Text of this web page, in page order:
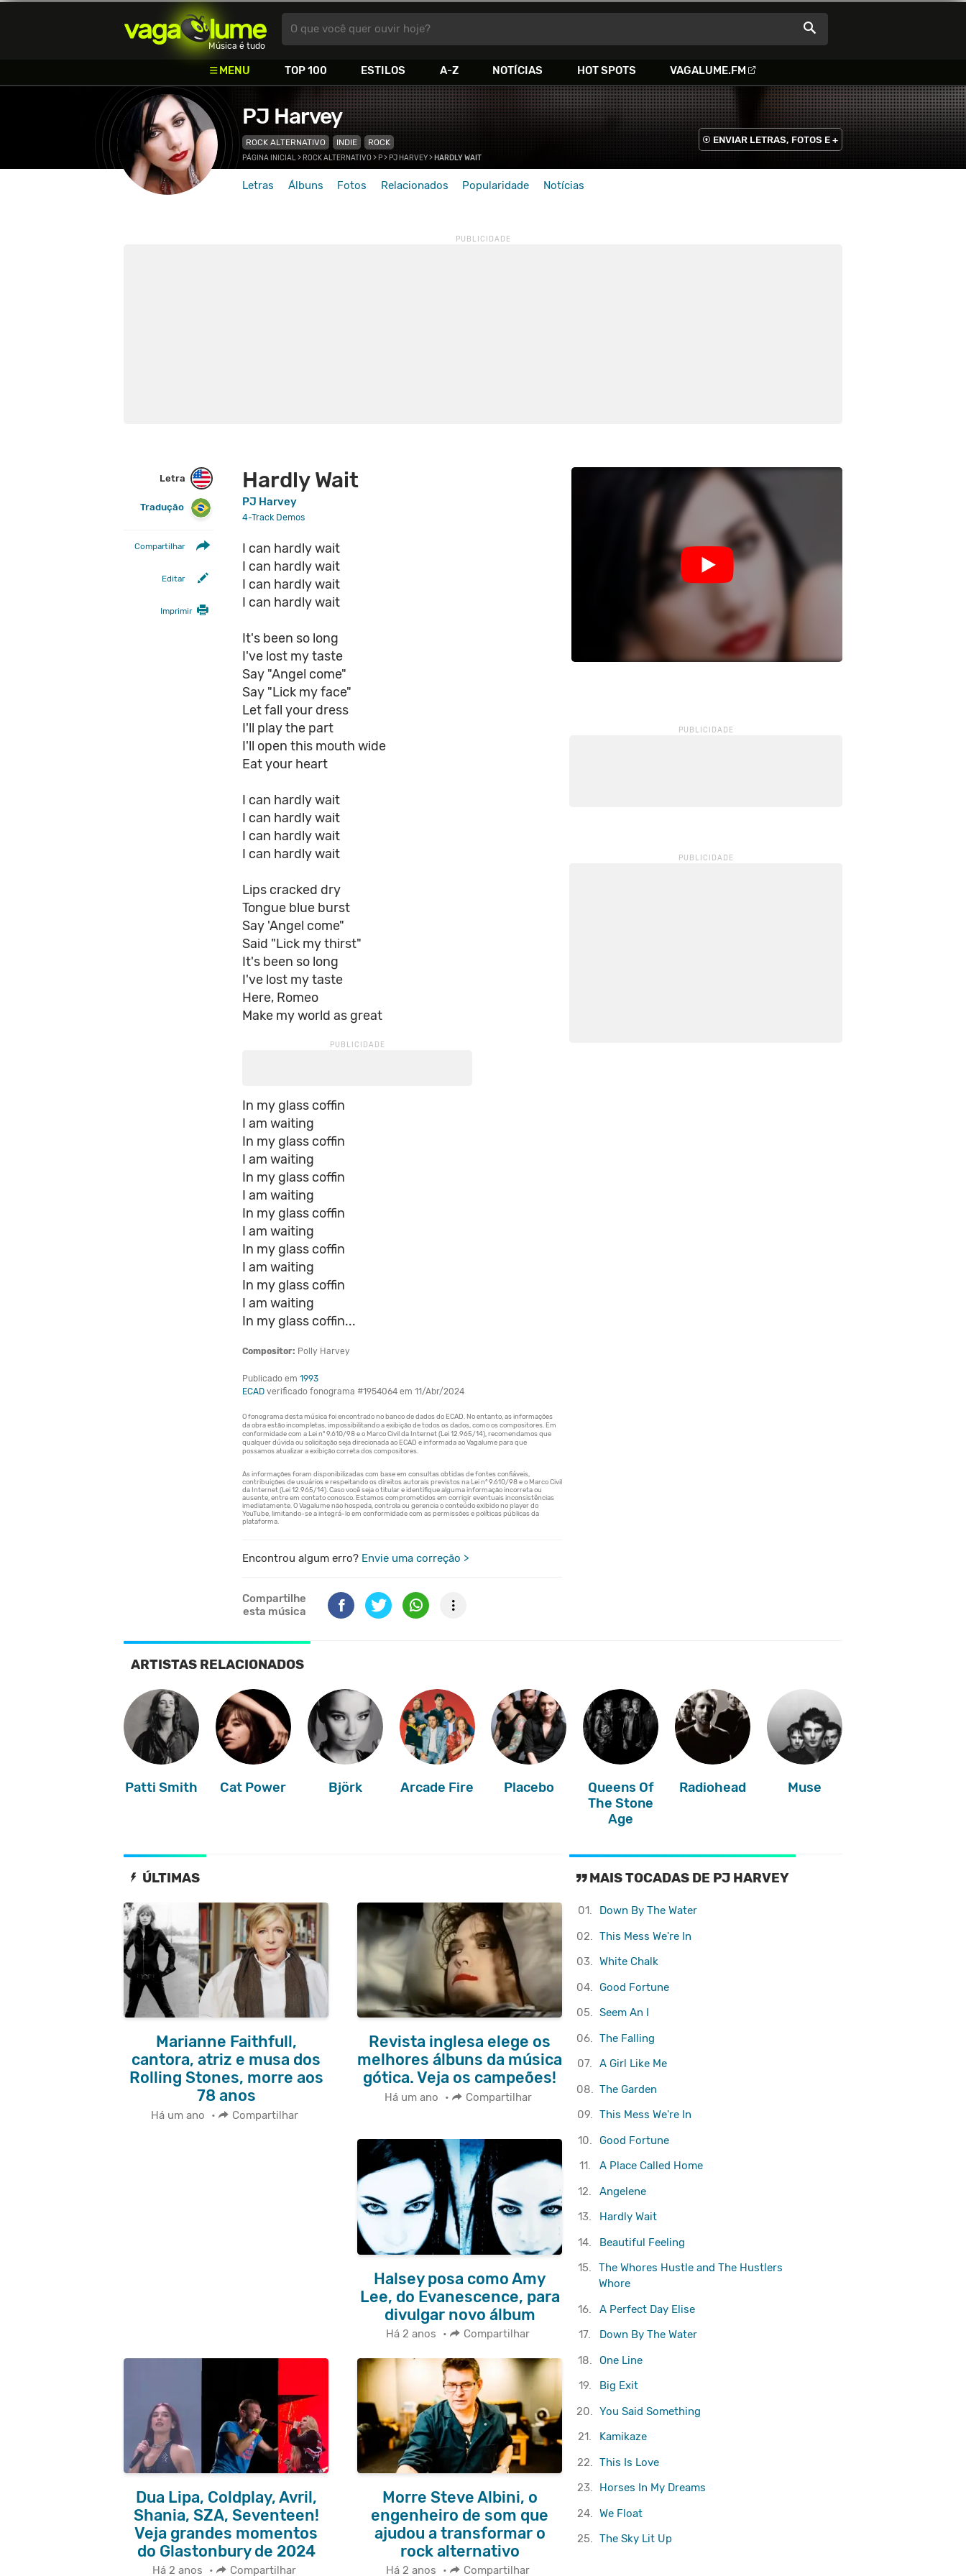
Vagalume
Música é tudo
MENU TOP 100 ESTILOS A-Z NOTÍCIAS HOT SPOTS VAGALUME.FM
O que você quer ouvir hoje?
PJ Harvey
ROCK ALTERNATIVO INDIE ROCK ENVIAR LETRAS, FOTOS E +
Letras Álbuns Fotos Relacionados Popularidade Notícias
PÁGINA INICIAL> ROCK ALTERNATIVO> P> PJ HARVEY> HARDLY WAIT
Letra
Tradução
Compartilhar
Editar
Imprimir
Hardly Wait
PJ Harvey
4-Track Demos
I can hardly wait
I can hardly wait
I can hardly wait
I can hardly wait
It's been so long
I've lost my taste
Say "Angel come"
Say "Lick my face"
Let fall your dress
I'll play the part
I'll open this mouth wide
Eat your heart
I can hardly wait
I can hardly wait
I can hardly wait
I can hardly wait
Lips cracked dry
Tongue blue burst
Say 'Angel come"
Said "Lick my thirst"
It's been so long
I've lost my taste
Here, Romeo
Make my world as great
In my glass coffin
I am waiting
In my glass coffin
I am waiting
In my glass coffin
I am waiting
In my glass coffin
I am waiting
In my glass coffin
I am waiting
In my glass coffin
I am waiting
In my glass coffin...
Compositor: Polly Harvey
Publicado em 1993
ECAD verificado fonograma #1954064 em 11/Abr/2024
Encontrou algum erro? Envie uma correção >
Compartilhe
esta música
ARTISTAS RELACIONADOS
Patti Smith Cat Power Björk Arcade Fire Placebo
Queens Of
The Stone
Age
Radiohead Muse
ÚLTIMAS
Marianne Faithfull,
cantora, atriz e musa dos
Rolling Stones, morre aos
78 anos
Há um ano • Compartilhar
Revista inglesa elege os
melhores álbuns da música
gótica. Veja os campeões!
Há um ano • Compartilhar
Halsey posa como Amy
Lee, do Evanescence, para
divulgar novo álbum
Há 2 anos • Compartilhar
Dua Lipa, Coldplay, Avril,
Shania, SZA, Seventeen!
Veja grandes momentos
do Glastonbury de 2024
Há 2 anos • Compartilhar
Morre Steve Albini, o
engenheiro de som que
ajudou a transformar o
rock alternativo
Há 2 anos • Compartilhar
MAIS TOCADAS DE PJ HARVEY
01.
Down By The Water
02.
This Mess We're In
03. White Chalk
04.
Good Fortune
05. Seem An I
06.
The Falling
07.
A Girl Like Me
08.
The Garden
09. This Mess We're In
10.
Good Fortune
11.
A Place Called Home
12.
Angelene
13.
Hardly Wait
14.
Beautiful Feeling
15.
The Whores Hustle and The Hustlers
Whore
16.
A Perfect Day Elise
17.
Down By The Water
18.
One Line
19.
Big Exit
20.
You Said Something
21.
Kamikaze
22.
This Is Love
23.
Horses In My Dreams
24.
We Float
25. The Sky Lit Up